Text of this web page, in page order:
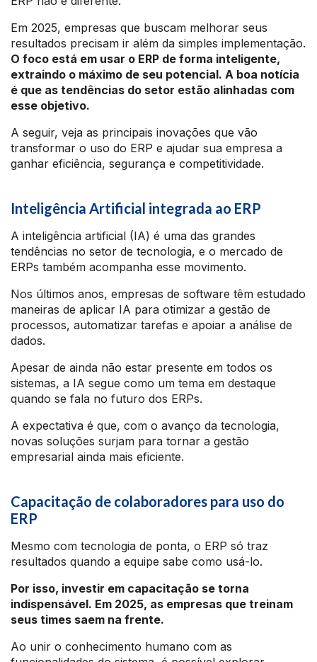
Em 2025, empresas que buscam melhorar seus
resultados precisam ir além da simples implementação.
O foco está em usar o ERP de forma inteligente,
extraindo o máximo de seu potencial. A boa notícia
é que as tendências do setor estão alinhadas com
esse objetivo.
A seguir, veja as principais inovações que vão
transformar o uso do ERP e ajudar sua empresa a
ganhar eficiência, segurança e competitividade.
Inteligência Artificial integrada ao ERP
A inteligência artificial (IA) é uma das grandes
tendências no setor de tecnologia, e o mercado de
ERPs também acompanha esse movimento.
Nos últimos anos, empresas de software têm estudado
maneiras de aplicar IA para otimizar a gestão de
processos, automatizar tarefas e apoiar a análise de
dados.
Apesar de ainda não estar presente em todos os
sistemas, a IA segue como um tema em destaque
quando se fala no futuro dos ERPs.
A expectativa é que, com o avanço da tecnologia,
novas soluções surjam para tornar a gestão
empresarial ainda mais eficiente.
Capacitação de colaboradores para uso do
ERP
Mesmo com tecnologia de ponta, o ERP só traz
resultados quando a equipe sabe como usá-lo.
Por isso, investir em capacitação se torna
indispensável. Em 2025, as empresas que treinam
seus times saem na frente.
Ao unir o conhecimento humano com as